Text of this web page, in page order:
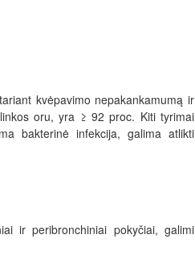
kvėpavimo nepakankamumą ir
oru, yra ≥ 92 proc. Kiti tyrimai
bakterinė infekcija, galima atlikti
ir peribronchiniai pokyčiai, galimi